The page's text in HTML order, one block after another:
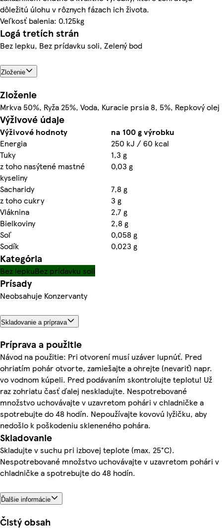
dôležitú úlohu v rôznych fázach ich života.
Veľkosť balenia: 0.125kg
Logá tretích strán
Bez lepku, Bez prídavku soli, Zelený bod
Zloženie
Zloženie
Mrkva 50%, Ryža 25%, Voda, Kuracie prsia 8, 5%, Repkový olej
Výživové údaje
Výživové hodnoty
na 100 g výrobku
Energia
250 kJ / 60 kcal
Tuky
1,3 g
z toho nasýtené mastné
kyseliny
0,03 g
Sacharidy
7,8 g
z toho cukry
3 g
Vláknina
2,7 g
Bielkoviny
2,8 g
Soľ
0,058 g
Sodík
0,023 g
Kategória
Bez lepkuBez prídavku soli
Prísady
Neobsahuje Konzervanty
Skladovanie a príprava
Príprava a použitie
Návod na použitie: Pri otvorení musí uzáver lupnúť. Pred
ohriatím pohár otvorte, zamiešajte a ohrejte (nevariť) napr.
vo vodnom kúpeli. Pred podávaním skontrolujte teplotu! Už
raz zohriatu časť ďalej neskladujte. Nespotrebované
množstvo uchovávajte v uzavretom pohári v chladničke a
spotrebujte do 48 hodín. Nepoužívajte kovovú lyžičku, aby
nedošlo k poškodeniu skleneného pohára.
Skladovanie
Skladujte v suchu pri izbovej teplote (max. 25°C).
Nespotrebované množstvo uchovávajte v uzavretom pohári v
chladničke a spotrebujte do 48 hodín.
Ďalšie informácie
Čistý obsah